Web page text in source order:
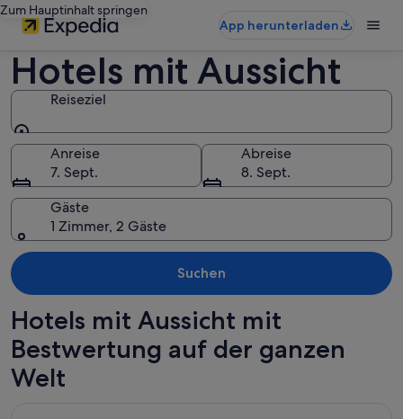
Zum Hauptinhalt springen
App herunterladen
Hotels mit Aussicht
Reiseziel
Reiseziel
Anreise
7. Sept.
Abreise
8. Sept.
Gäste
1 Zimmer, 2 Gäste
Suchen
Hotels mit Aussicht mit
Bestwertung auf der ganzen
Welt